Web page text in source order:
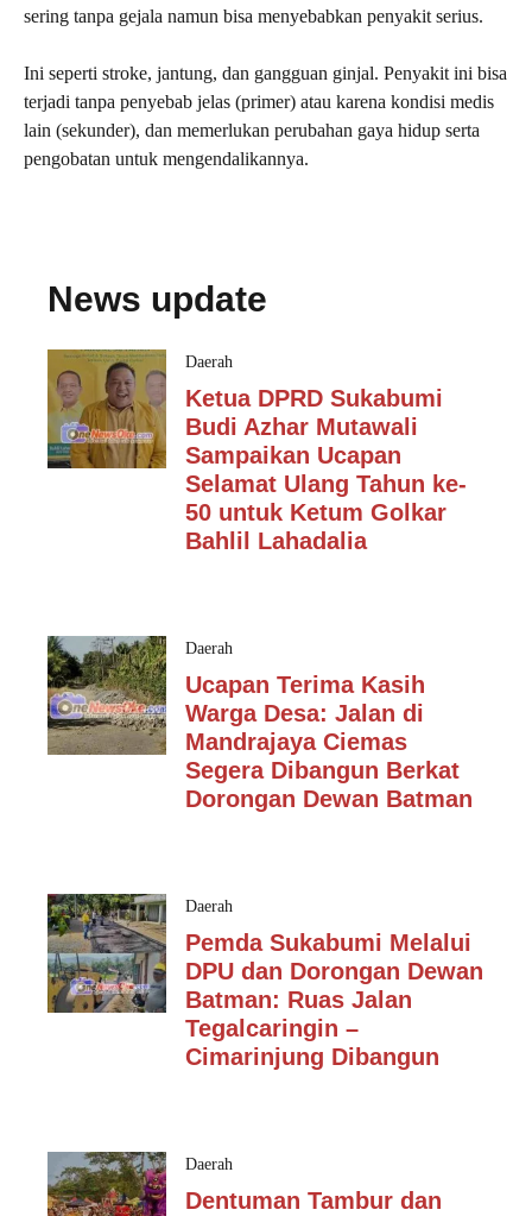
sering tanpa gejala namun bisa menyebabkan penyakit serius.
Ini seperti stroke, jantung, dan gangguan ginjal. Penyakit ini bisa
terjadi tanpa penyebab jelas (primer) atau karena kondisi medis
lain (sekunder), dan memerlukan perubahan gaya hidup serta
pengobatan untuk mengendalikannya.
News update
Daerah
Ketua DPRD Sukabumi
Budi Azhar Mutawali
Sampaikan Ucapan
Selamat Ulang Tahun ke-
50 untuk Ketum Golkar
Bahlil Lahadalia
Daerah
Ucapan Terima Kasih
Warga Desa: Jalan di
Mandrajaya Ciemas
Segera Dibangun Berkat
Dorongan Dewan Batman
Daerah
Pemda Sukabumi Melalui
DPU dan Dorongan Dewan
Batman: Ruas Jalan
Tegalcaringin –
Cimarinjung Dibangun
Daerah
Dentuman Tambur dan